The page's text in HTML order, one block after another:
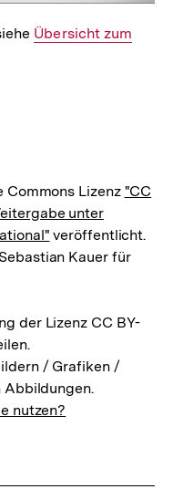
Interner
Übersicht zum
Commons Lizenz "CC
unter
veröffentlicht.
Kauer für
der Lizenz CC BY-
/ Grafiken /
Abbildungen.
nutzen?